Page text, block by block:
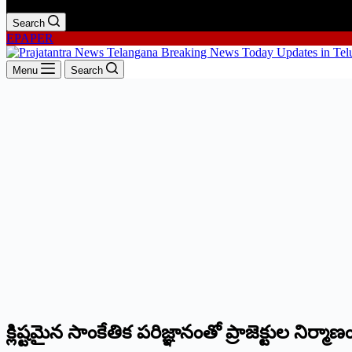
Search
EPAPER
Menu Search
క్లిష్టమైన సాంకేతిక పరిజ్ఞానంతో ప్రాజెక్టుల